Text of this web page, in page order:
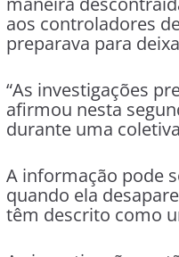
aos controladores
preparava para
“As investigações
afirmou nesta
durante uma
A informação pode
quando ela
têm descrito como